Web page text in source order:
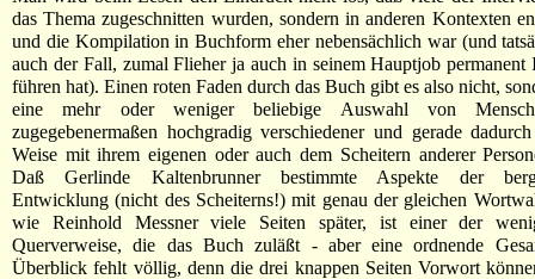
das Thema zugeschnitten wurden, sondern in anderen Kontexten
und die Kompilation in Buchform eher nebensächlich war (und
auch der Fall, zumal Flieher ja auch in seinem Hauptjob permanent
führen hat). Einen roten Faden durch das Buch gibt es also nicht,
eine mehr oder weniger beliebige Auswahl von
zugegebenermaßen hochgradig verschiedener und gerade dadurch
Weise mit ihrem eigenen oder auch dem Scheitern anderer
Daß Gerlinde Kaltenbrunner bestimmte Aspekte der
Entwicklung (nicht des Scheiterns!) mit genau der gleichen
wie Reinhold Messner viele Seiten später, ist einer der
Querverweise, die das Buch zuläßt - aber eine ordnende
Überblick fehlt völlig, denn die drei knappen Seiten Vorwort